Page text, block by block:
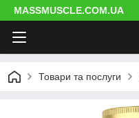
MASSMUSCLE.COM.UA
Товари та послуги